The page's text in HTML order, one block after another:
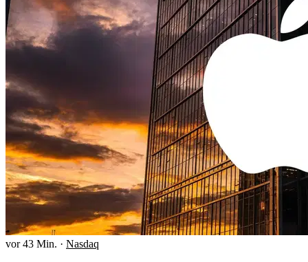
vor 43 Min. · Nasdaq